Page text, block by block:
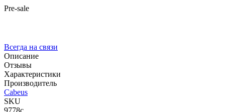
Pre-sale
Всегда на связи
Описание
Отзывы
Характеристики
Производитель
Cabeus
SKU
9778c